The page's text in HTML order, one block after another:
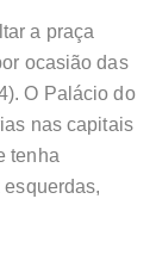
a praça
ocasião das
O Palácio do
nas capitais
tenha